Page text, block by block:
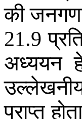
की
21.9
अध्ययन
प्राप्त